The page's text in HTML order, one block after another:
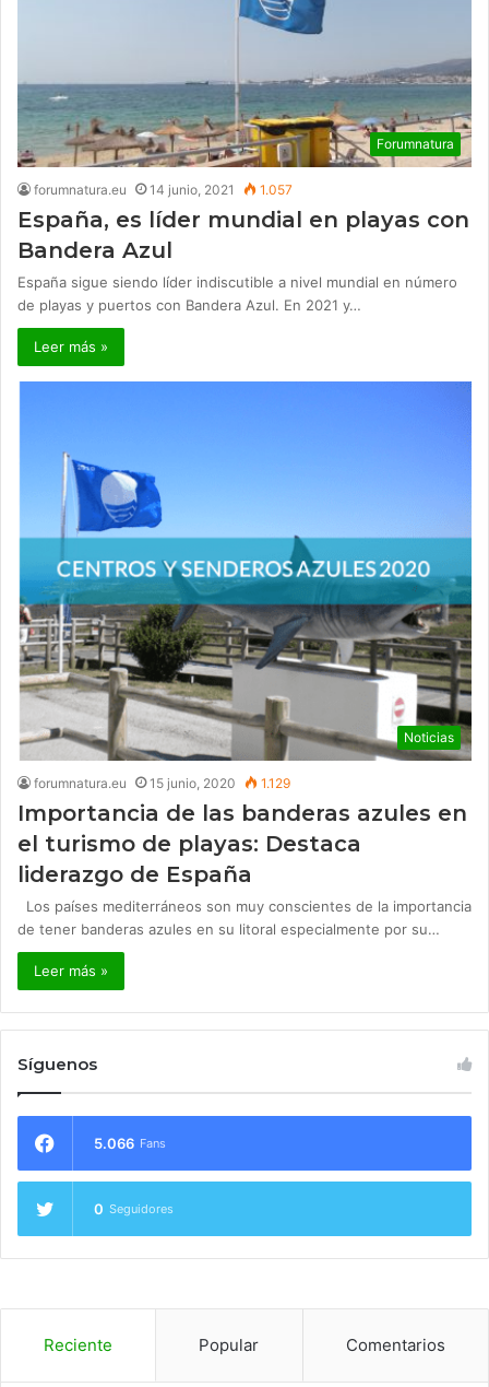
Forumnatura
forumnatura.eu 14 junio, 2021 1.057
España, es líder mundial en playas con
Bandera Azul
España sigue siendo líder indiscutible a nivel mundial en número
de playas y puertos con Bandera Azul. En 2021 y…
Leer más »
Noticias
forumnatura.eu 15 junio, 2020 1.129
Importancia de las banderas azules en
el turismo de playas: Destaca
liderazgo de España
Los países mediterráneos son muy conscientes de la importancia
de tener banderas azules en su litoral especialmente por su…
Leer más »
Síguenos
5.066 Fans
0 Seguidores
Reciente Popular Comentarios